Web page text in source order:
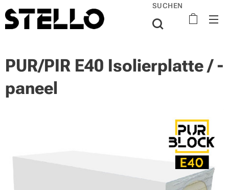
SUCHEN
PUR/PIR E40 Isolierplatte / -
paneel